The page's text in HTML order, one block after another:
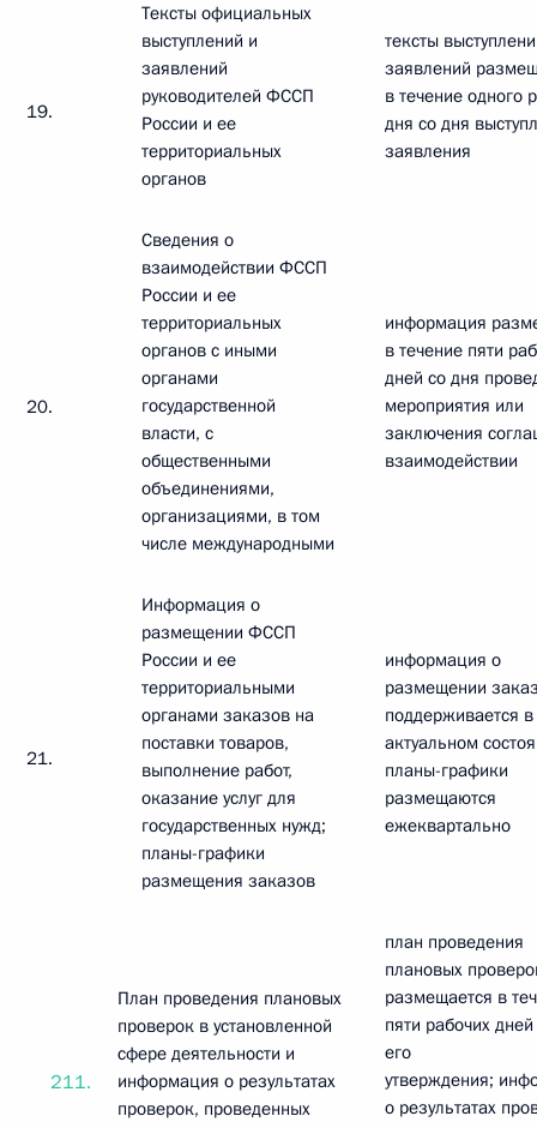
19.
Тексты официальных
выступлений и
заявлений
руководителей ФССП
России и ее
территориальных
органов
тексты
заявлений
в течение одного
дня со дня
заявления
20.
Сведения о
взаимодействии ФССП
России и ее
территориальных
органов с иными
органами
государственной
власти, с
общественными
объединениями,
организациями, в том
числе международными
информация
в течение пяти
дней со дня
мероприятия или
заключения
взаимодействии
21.
Информация о
размещении ФССП
России и ее
территориальными
органами заказов на
поставки товаров,
выполнение работ,
оказание услуг для
государственных нужд;
планы-графики
размещения заказов
информация о
размещении
поддерживается в
актуальном
планы-графики
размещаются
ежеквартально
211.
План проведения плановых
проверок в установленной
сфере деятельности и
информация о результатах
проверок, проведенных
план проведения
плановых
размещается в
пяти рабочих
его
утверждения;
о результатах